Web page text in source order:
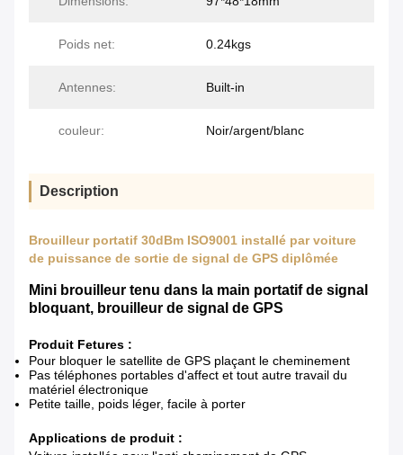
Poids net: 0.24kgs
Antennes: Built-in
couleur: Noir/argent/blanc
Description
Brouilleur portatif 30dBm ISO9001 installé par voiture
de puissance de sortie de signal de GPS diplômée
Mini brouilleur tenu dans la main portatif de signal
bloquant, brouilleur de signal de GPS
Produit Fetures :
Pour bloquer le satellite de GPS plaçant le cheminement
Pas téléphones portables d'affect et tout autre travail du
matériel électronique
Petite taille, poids léger, facile à porter
Applications de produit :